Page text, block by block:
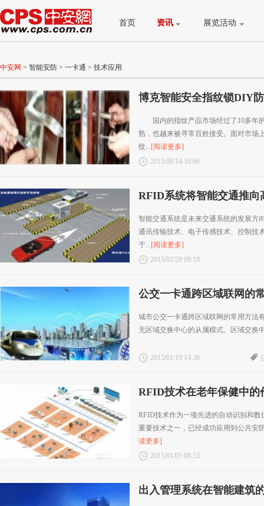
首页 资讯 展览活动
中安网 > 智能安防 > 一卡通 > 技术应用
博克智能安全指纹锁DIY
国内的指纹产品市场经过了10多年
熟，也越来被寻常百姓接受。面对市场
纹...[阅读更多]
2015/08/14 10:06
RFID系统将智能交通推向
智能交通系统是未来交通系统的发展方
通讯传输技术、电子传感技术、控制技
于...[阅读更多]
2015/01/28 09:18
公交一卡通跨区域联网的
城市公交一卡通跨区域联网的常用方法
无区域交换中心的从属模式、区域交换
2015/01/19 14:38
RFID技术在老年保健中的
RFID技术作为一项先进的自动识别和
重要技术之一，已经成功应用到公共安
读更多]
2015/01/05 08:53
出入管理系统在智能建筑